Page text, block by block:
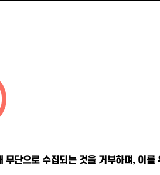
단으로 수집되는 것을 거부하며, 이를